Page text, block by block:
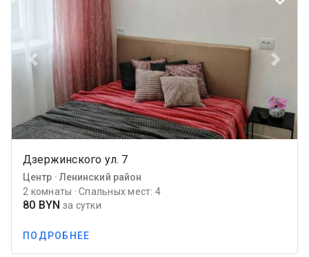
Previous Next
Дзержинского ул. 7
Центр · Ленинский район
2 комнаты · Спальных мест: 4
80 BYN за сутки
ПОДРОБНЕЕ